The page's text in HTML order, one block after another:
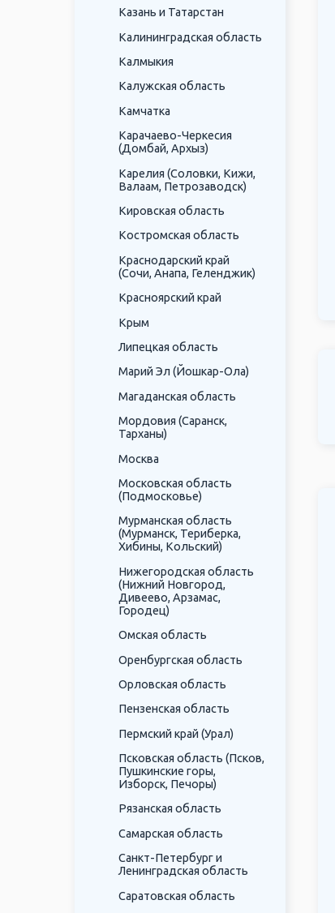
Казань и Татарстан
Калининградская область
Калмыкия
Калужская область
Камчатка
Карачаево-Черкесия
(Домбай, Архыз)
Карелия (Соловки, Кижи,
Валаам, Петрозаводск)
Кировская область
Костромская область
Краснодарский край
(Сочи, Анапа, Геленджик)
Красноярский край
Крым
Липецкая область
Марий Эл (Йошкар-Ола)
Магаданская область
Мордовия (Саранск,
Тарханы)
Москва
Московская область
(Подмосковье)
Мурманская область
(Мурманск, Териберка,
Хибины, Кольский)
Нижегородская область
(Нижний Новгород,
Дивеево, Арзамас,
Городец)
Омская область
Оренбургская область
Орловская область
Пензенская область
Пермский край (Урал)
Псковская область (Псков,
Пушкинские горы,
Изборск, Печоры)
Рязанская область
Самарская область
Санкт-Петербург и
Ленинградская область
Саратовская область